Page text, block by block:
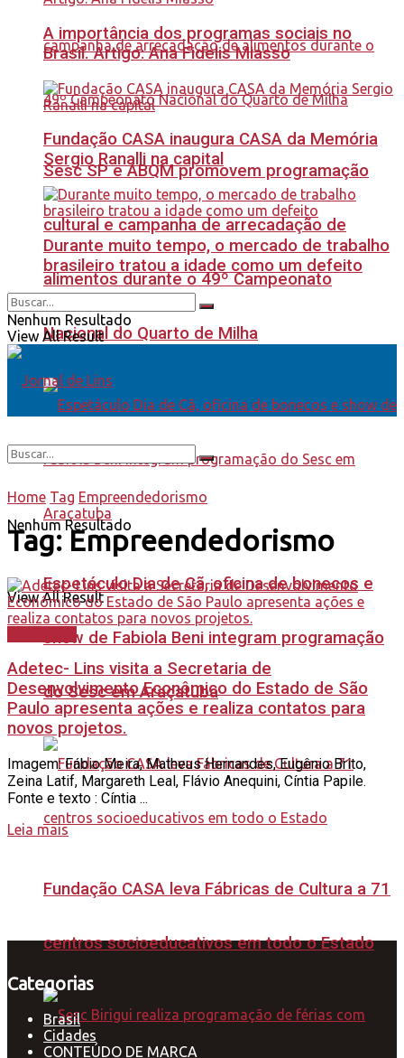
Sesc SP e ABQM promovem programação
cultural e campanha de arrecadação de
alimentos durante o 49º Campeonato
Nacional do Quarto de Milha
Espetáculo Dia de Cã, oficina de bonecos e
show de Fabiola Beni integram programação
do Sesc em Araçatuba
Fundação CASA leva Fábricas de Cultura a 71
centros socioeducativos em todo o Estado
A importância dos programas sociais no
Brasil. Artigo: Ana Fidelis Miasso
Fundação CASA inaugura CASA da Memória
Sergio Ranalli na capital
Durante muito tempo, o mercado de trabalho
brasileiro tratou a idade como um defeito
Nenhum Resultado
View All Result
Nenhum Resultado
View All Result
Home Tag Empreendedorismo
Tag:Empreendedorismo
Adetec- Lins visita a Secretaria de
Desenvolvimento Econômico do Estado de São
Paulo apresenta ações e realiza contatos para
novos projetos.
Imagem: Fábio Meira, Matheus Hernandes, Eugênio Brito,
Zeina Latif, Margareth Leal, Flávio Anequini, Cíntia Papile.
Fonte e texto : Cíntia ...
Leia mais
Categorias
Brasil
Cidades
CONTEÚDO DE MARCA